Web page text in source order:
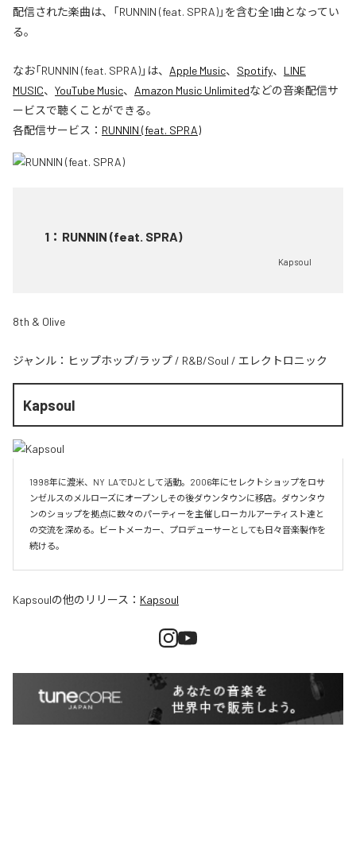
配信された楽曲は、「RUNNIN (feat. SPRA)」を含む全1曲となってい
る。
なお「RUNNIN (feat. SPRA)」は、 Apple Music、 Spotify、 LINE
MUSIC、 YouTube Music、 Amazon Music Unlimitedなどの音楽配信サ
ービスで聴くことができる。
各配信サービス： RUNNIN (feat. SPRA)
1 ： RUNNIN (feat. SPRA)
Kapsoul
8th & Olive
ジャンル： ヒップホップ/ラップ / R&B/Soul / エレクトロニック
Kapsoul
1998年に渡米、NY  LAでDJとして活動。2006年にセレクトショップをロサ
ンゼルスのメルローズにオープンしその後ダウンタウンに移店。ダウンタウ
ンのショップを拠点に数々のパーティーを主催しローカルアーティスト達と
の交流を深める。ビートメーカー、プロデューサーとしても日々音楽製作を
続ける。
Kapsoulの他のリリース： Kapsoul